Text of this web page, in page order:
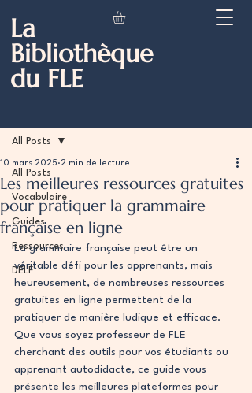
La
Bibliothèque
du FLE
All Posts
Vocabulaire
Guides
Ressources
DELF
All Posts
Les meilleures ressources gratuites
pour pratiquer la grammaire
française en ligne
10 mars 2025 2 min de lecture
La grammaire française peut être un
véritable défi pour les apprenants, mais
heureusement, de nombreuses ressources
gratuites en ligne permettent de la
pratiquer de manière ludique et efficace.
Que vous soyez professeur de FLE
cherchant des outils pour vos étudiants ou
apprenant autodidacte, ce guide vous
présente les meilleures plateformes pour